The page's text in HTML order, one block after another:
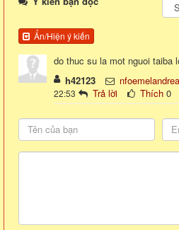
Ẩn/Hiện ý kiến
do thuc su la mot nguoi taiba
h42123
22:53
Trả lời Thích 0